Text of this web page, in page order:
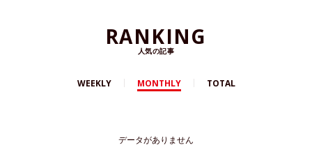
RANKING
人気の記事
WEEKLY MONTHLY TOTAL
データがありません